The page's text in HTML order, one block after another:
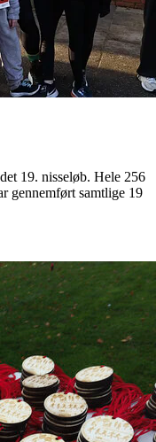
19. nisseløb. Hele 256
gennemført samtlige 19